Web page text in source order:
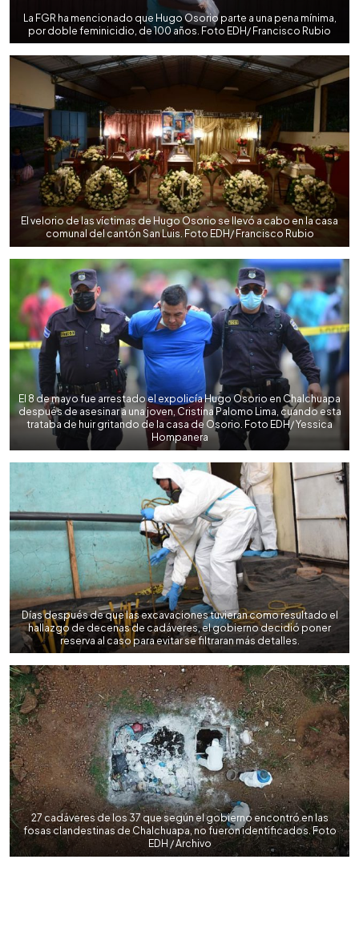
La FGR ha mencionado que Hugo Osorio parte a una pena mínima,
por doble feminicidio, de 100 años. Foto EDH/ Francisco Rubio
El velorio de las víctimas de Hugo Osorio se llevó a cabo en la casa
comunal del cantón San Luis. Foto EDH/ Francisco Rubio
El 8 de mayo fue arrestado el expolicía Hugo Osorio en Chalchuapa
después de asesinar a una joven, Cristina Palomo Lima, cuando esta
trataba de huir gritando de la casa de Osorio. Foto EDH/ Yessica
Hompanera
Días después de que las excavaciones tuvieran como resultado el
hallazgo de decenas de cadáveres, el gobierno decidió poner
reserva al caso para evitar se filtraran más detalles.
27 cadáveres de los 37 que según el gobierno encontró en las
fosas clandestinas de Chalchuapa, no fueron identificados. Foto
EDH / Archivo